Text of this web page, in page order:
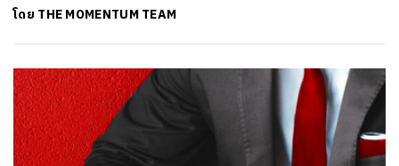
โดย THE MOMENTUM TEAM